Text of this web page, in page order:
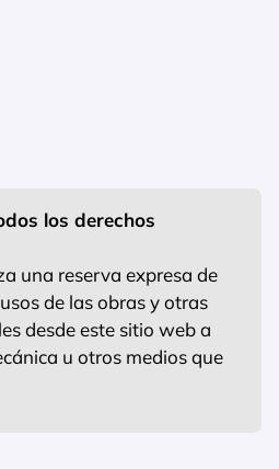
los derechos
una reserva expresa de
de las obras y otras
desde este sitio web a
u otros medios que